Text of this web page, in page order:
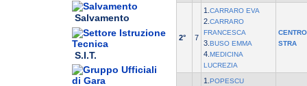
Salvamento
S.I.T.
2° 7
1. CARRARO EVA
2. CARRARO
FRANCESCA
3. BUSO EMMA
4. MEDICINA
LUCREZIA
STRA
1. POPESCU